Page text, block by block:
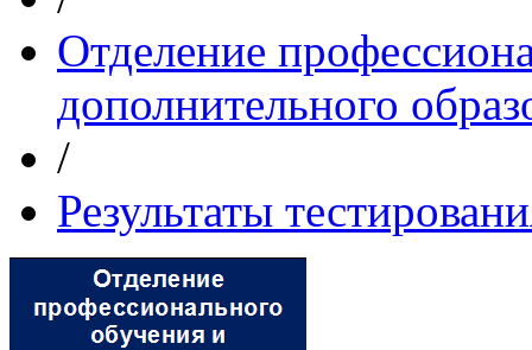
Отделение
дополнительного
/
Результаты